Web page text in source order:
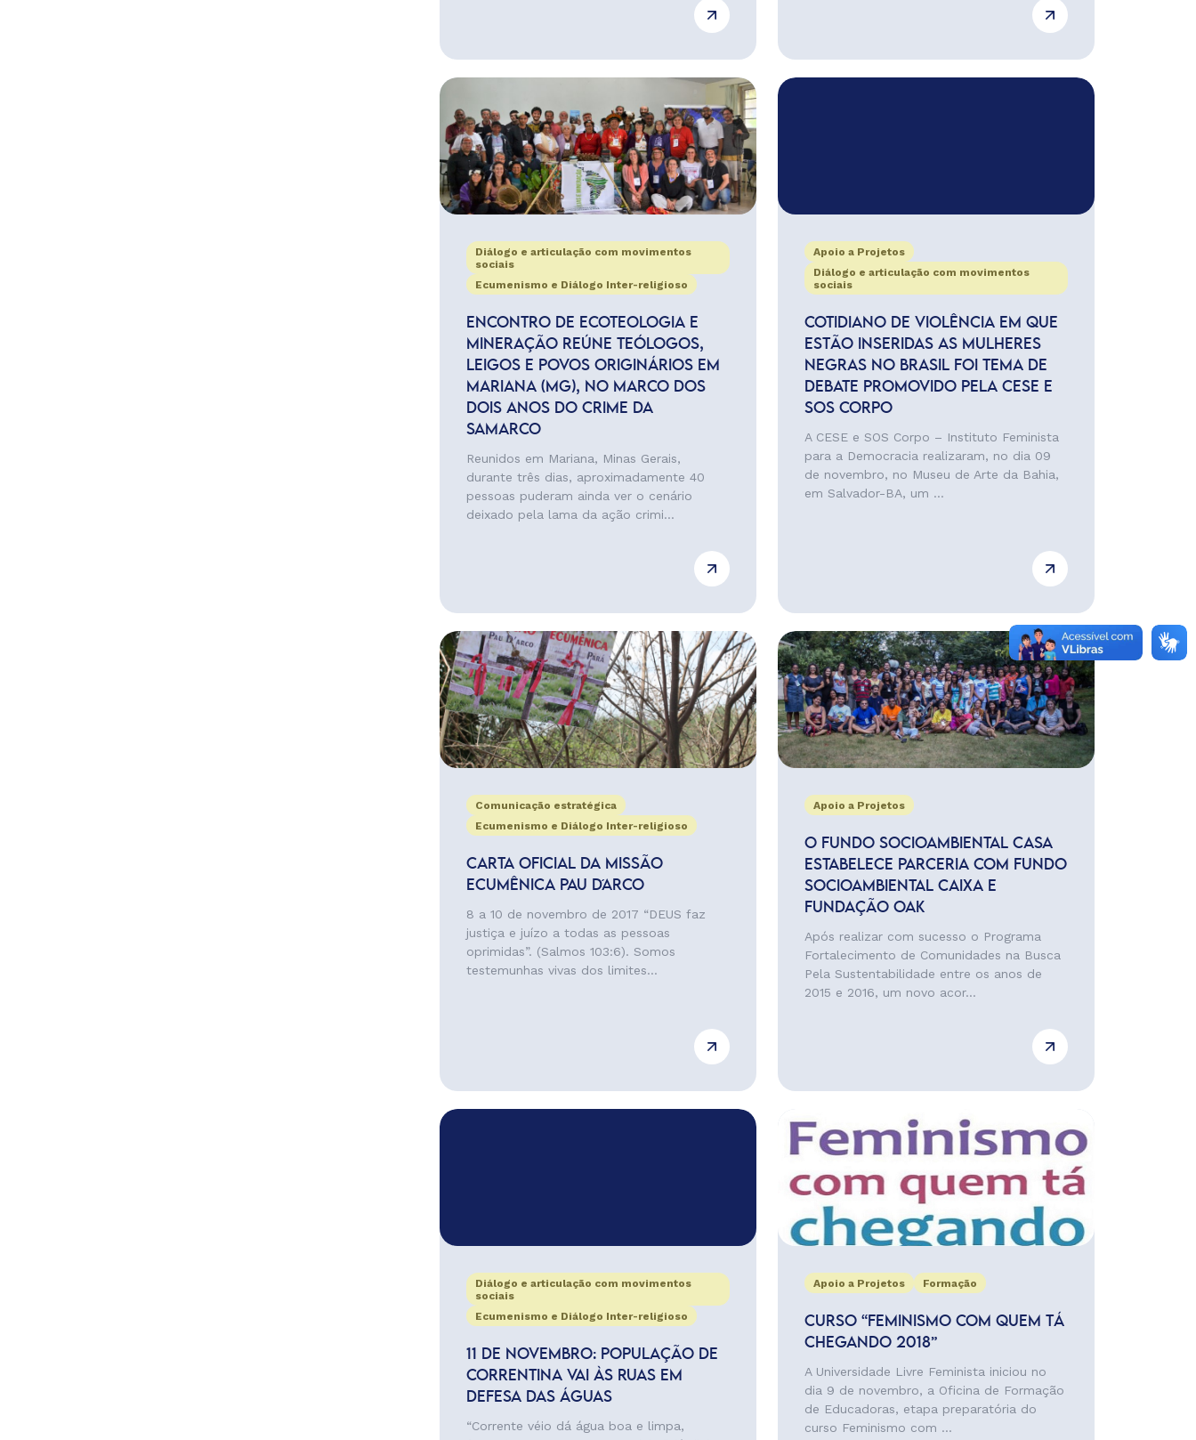
Diálogo e articulação com movimentos
sociais
Ecumenismo e Diálogo Inter-religioso
ENCONTRO DE ECOTEOLOGIA E
MINERAÇÃO REÚNE TEÓLOGOS,
LEIGOS E POVOS ORIGINÁRIOS EM
MARIANA (MG), NO MARCO DOS
DOIS ANOS DO CRIME DA
SAMARCO
Reunidos em Mariana, Minas Gerais,
durante três dias, aproximadamente 40
pessoas puderam ainda ver o cenário
deixado pela lama da ação crimi...
Apoio a Projetos
Diálogo e articulação com movimentos
sociais
COTIDIANO DE VIOLÊNCIA EM QUE
ESTÃO INSERIDAS AS MULHERES
NEGRAS NO BRASIL FOI TEMA DE
DEBATE PROMOVIDO PELA CESE E
SOS CORPO
A CESE e SOS Corpo – Instituto Feminista
para a Democracia realizaram, no dia 09
de novembro, no Museu de Arte da Bahia,
em Salvador-BA, um ...
Comunicação estratégica
Ecumenismo e Diálogo Inter-religioso
CARTA OFICIAL DA MISSÃO
ECUMÊNICA PAU D´ARCO
8 a 10 de novembro de 2017 “DEUS faz
justiça e juízo a todas as pessoas
oprimidas”. (Salmos 103:6). Somos
testemunhas vivas dos limites...
Apoio a Projetos
O FUNDO SOCIOAMBIENTAL CASA
ESTABELECE PARCERIA COM FUNDO
SOCIOAMBIENTAL CAIXA E
FUNDAÇÃO OAK
Após realizar com sucesso o Programa
Fortalecimento de Comunidades na Busca
Pela Sustentabilidade entre os anos de
2015 e 2016, um novo acor...
Diálogo e articulação com movimentos
sociais
Ecumenismo e Diálogo Inter-religioso
11 DE NOVEMBRO: POPULAÇÃO DE
CORRENTINA VAI ÀS RUAS EM
DEFESA DAS ÁGUAS
“Corrente véio dá água boa e limpa,
Apoio a Projetos Formação
CURSO “FEMINISMO COM QUEM TÁ
CHEGANDO 2018”
A Universidade Livre Feminista iniciou no
dia 9 de novembro, a Oficina de Formação
de Educadoras, etapa preparatória do
curso Feminismo com ...